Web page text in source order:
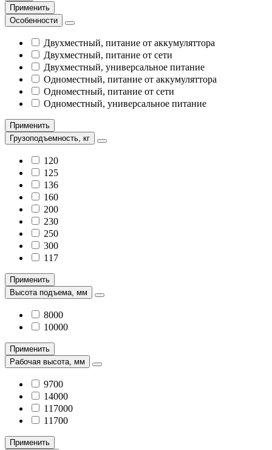
Применить
Особенности
Двухместный, питание от аккумуляттора
Двухместный, питание от сети
Двухместный, универсальное питание
Одноместный, питание от аккумуляттора
Одноместный, питание от сети
Одноместный, универсальное питание
Применить
Грузоподъемность, кг
120
125
136
160
200
230
250
300
117
Применить
Высота подъема, мм
8000
10000
Применить
Рабочая высота, мм
9700
14000
117000
11700
Применить